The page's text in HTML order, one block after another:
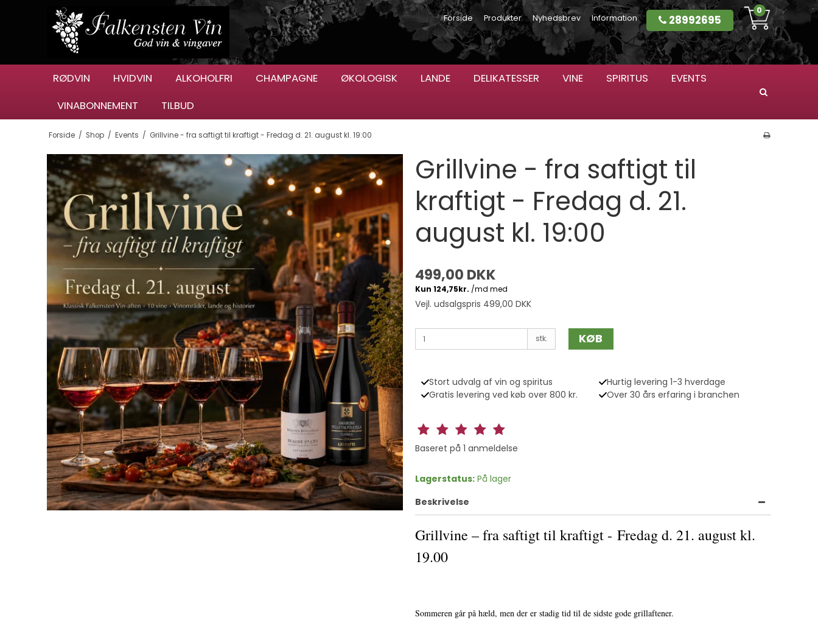
Forside Produkter Nyhedsbrev Information 28992695
0
RØDVIN HVIDVIN ALKOHOLFRI CHAMPAGNE ØKOLOGISK LANDE DELIKATESSER VINE SPIRITUS
EVENTS
VINABONNEMENT
TILBUD
Forside / Shop / Events / Grillvine - fra saftigt til kraftigt - Fredag d. 21. august kl. 19:00
Grillvine - fra saftigt til
kraftigt - Fredag d. 21.
august kl. 19:00
499,00 DKK
Vejl. udsalgspris 499,00 DKK
stk. KØB
Stort udvalg af vin og spiritus
Hurtig levering 1-3 hverdage
Gratis levering ved køb over 800 kr.
Over 30 års erfaring i branchen
Baseret på 1 anmeldelse
Lagerstatus: På lager
Beskrivelse
Grillvine – fra saftigt til kraftigt - Fredag d. 21. august kl.
19.00
Sommeren går på hæld, men der er stadig tid til de sidste gode grillaftener.